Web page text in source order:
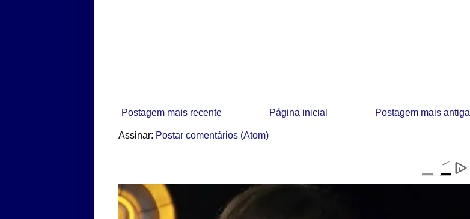
Postagem mais recente Postagem mais antiga
Página inicial
Assinar: Postar comentários (Atom)